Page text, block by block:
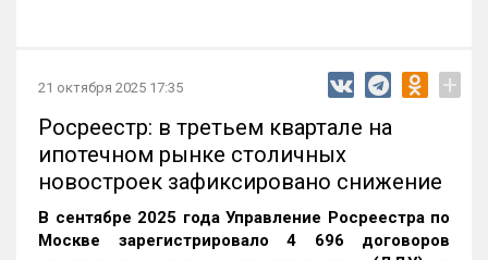
21 октября 2025 17:35 +
Росреестр: в третьем квартале на
ипотечном рынке столичных
новостроек зафиксировано снижение
В сентябре 2025 года Управление Росреестра по
Москве зарегистрировало 4 696 договоров